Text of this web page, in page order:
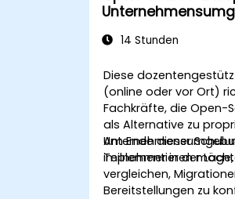
14 Stunden
Diese
(online oder vor Ort)
Fachkräfte, die Open-
als Alternative zu
implementieren
Am Ende dieser
Teilnehmer in der
vergleichen,
Bereitstellungen zu